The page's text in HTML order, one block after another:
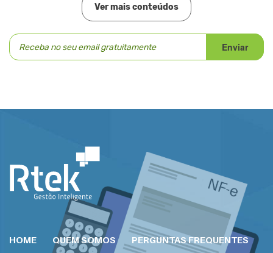
Ver mais conteúdos
HOME QUEM SOMOS
PERGUNTAS FREQUENTES